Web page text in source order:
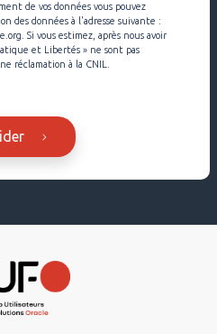
de vos données vous pouvez
des données à l'adresse suivante :
Si vous estimez, après nous avoir
et Libertés » ne sont pas
réclamation à la CNIL.